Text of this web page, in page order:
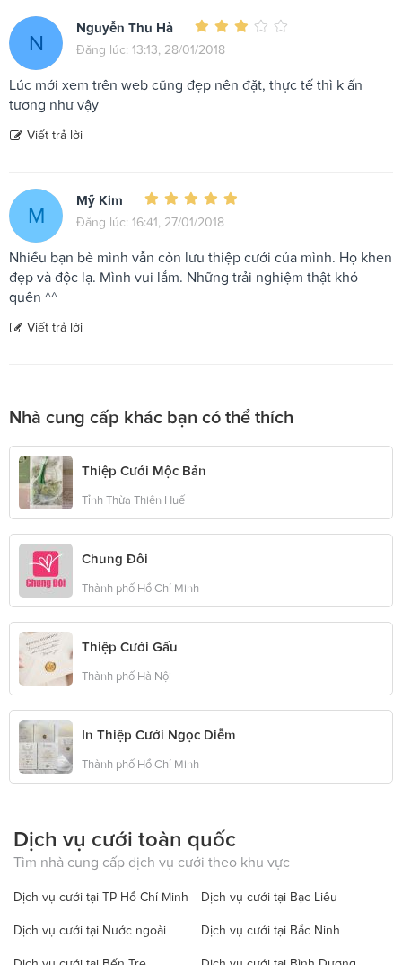
N
Nguyễn Thu Hà
Đăng lúc: 13:13, 28/01/2018
Lúc mới xem trên web cũng đẹp nên đặt, thực tế thì k ấn
tương như vậy
Viết trả lời
M
Mỹ Kim
Đăng lúc: 16:41, 27/01/2018
Nhiều bạn bè mình vẫn còn lưu thiệp cưới của mình. Họ khen
đẹp và độc lạ. Mình vui lắm. Những trải nghiệm thật khó
quên ^^
Viết trả lời
Nhà cung cấp khác bạn có thể thích
Thiệp Cưới Mộc Bản
Tỉnh Thừa Thiên Huế
Chung Đôi
Thành phố Hồ Chí Minh
Thiệp Cưới Gấu
Thành phố Hà Nội
In Thiệp Cưới Ngọc Diễm
Thành phố Hồ Chí Minh
Dịch vụ cưới toàn quốc
Tìm nhà cung cấp dịch vụ cưới theo khu vực
Dịch vụ cưới tại TP Hồ Chí Minh Dịch vụ cưới tại Bạc Liêu
Dịch vụ cưới tại Nước ngoài Dịch vụ cưới tại Bắc Ninh